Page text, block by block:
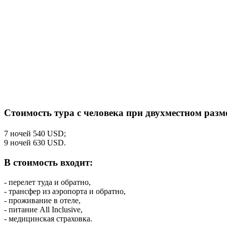
Стоимость тура с человека при двухместном
7 ночей 540 USD;
9 ночей 630 USD.
В стоимость входит:
- перелет туда и обратно,
- трансфер из аэропорта и обратно,
- проживание в отеле,
- питание All Inclusive,
- медицинская страховка.